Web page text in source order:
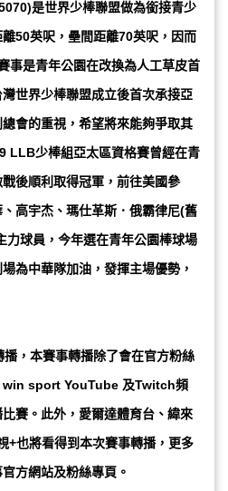
是世界少棒聯盟做為銜接青少
50英呎，壘間距離70英呎，因而
事是青年公園在改換為人工草皮首
世界少棒聯盟成立後首次承接亞
會的重視，希望將來能夠爭取其
LLB少棒組亞太區資格賽曾經在青
後順利取得冠軍，前往美國參
高宇杰、瑪仕革斯．俄霸律尼(舊
力球員，今年選在青年公園棒球場
為中華隊加油，發揮主場優勢，
，本賽事轉播除了會在官方粉絲
win sport YouTube 及Twitch頻
賽。此外，愛爾達體育台、緯來
+也將看得到本次賽事轉播，更多
方網站及粉絲專頁。